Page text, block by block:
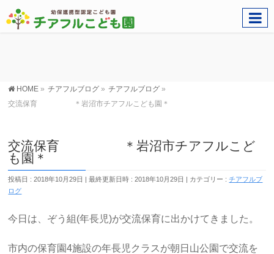
HOME » チアフルブログ » チアフルブログ »
交流保育 ＊岩沼市チアフルこども園＊
交流保育 ＊岩沼市チアフルこど
も園＊
投稿日 : 2018年10月29日 最終更新日時 : 2018年10月29日 カテゴリー :チアフルブ
ログ
今日は、ぞう組(年長児)が交流保育に出かけてきました。
市内の保育園4施設の年長児クラスが朝日山公園で交流を